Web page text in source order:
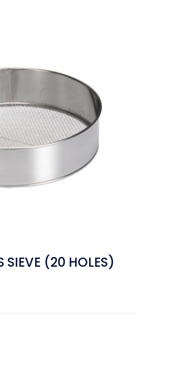
SIEVE (20 HOLES)